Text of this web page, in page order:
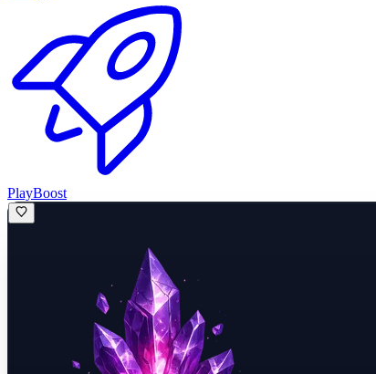
PlayBoost